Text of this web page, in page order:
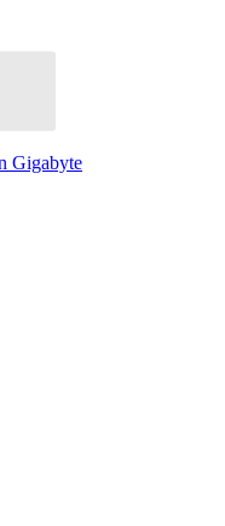
Gigabyte